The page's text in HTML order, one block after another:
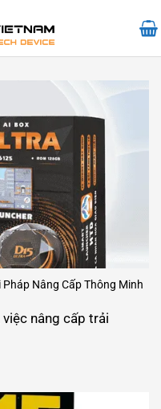
Nâng Cấp Thông Minh
nâng cấp trải